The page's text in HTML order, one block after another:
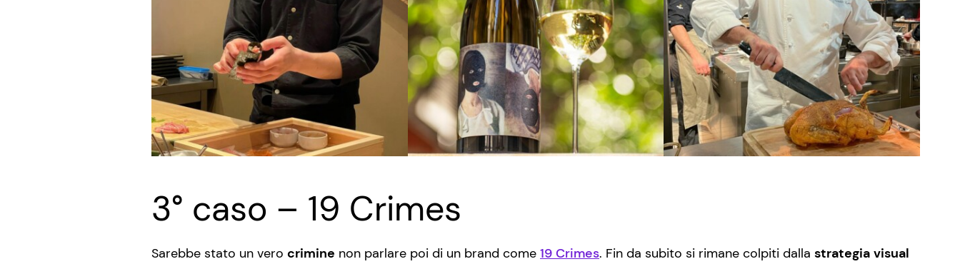
3° caso – 19 Crimes
Sarebbe stato un vero crimine non parlare poi di un brand come 19 Crimes. Fin da subito si rimane colpiti dalla strategia visual